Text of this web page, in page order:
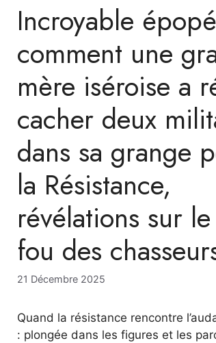
Incroyable
comment une
mère iséroise a
cacher deux
dans sa grange
la Résistance,
révélations sur
fou des
21 Décembre 2025
Quand la résistance rencontre
: plongée dans les figures et les